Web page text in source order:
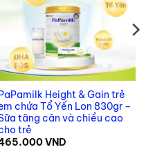
Height & Gain trẻ
chứa Tổ Yến Lon 830gr –
tăng cân và chiều cao
trẻ
VND